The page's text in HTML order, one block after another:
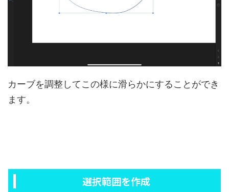
カーブを調整してこの様に滑らかにすることができ
ます。
選択範囲を作成